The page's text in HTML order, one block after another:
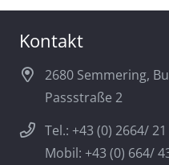
Kontakt
2680 Semmering,
Passstraße 2
Tel.: +43 (0) 2664/
Mobil: +43 (0) 664/